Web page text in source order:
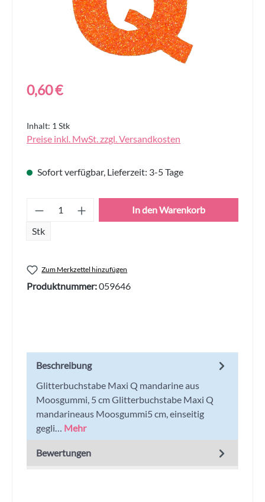
Regulärer Preis:
0,60 €
Inhalt: 1 Stk
Preise inkl. MwSt. zzgl. Versandkosten
Sofort verfügbar, Lieferzeit: 3-5 Tage
Produkt Anzahl: Gib den gewünschten
Stk
In den Warenkorb
Zum Merkzettel hinzufügen
Produktnummer:059646
Beschreibung
Glitterbuchstabe Maxi Q mandarine aus
Moosgummi, 5 cm Glitterbuchstabe Maxi Q
mandarineaus Moosgummi5 cm, einseitig
gegli… Mehr
Bewertungen